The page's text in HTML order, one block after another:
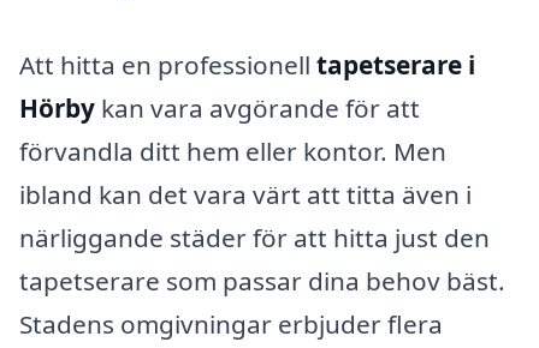
Att hitta en professionell tapetserare i
Hörby kan vara avgörande för att
förvandla ditt hem eller kontor. Men
ibland kan det vara värt att titta även i
närliggande städer för att hitta just den
tapetserare som passar dina behov bäst.
Stadens omgivningar erbjuder flera